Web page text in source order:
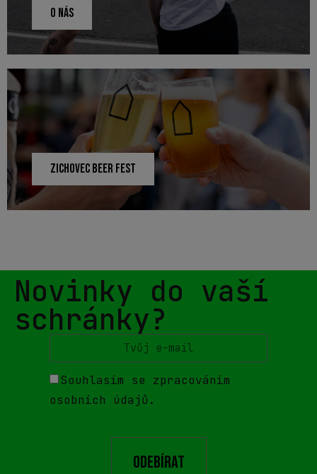
O NÁS
ZICHOVEC BEER FEST
Novinky do vaší
schránky?
Souhlasím se zpracováním
osobních údajů.
odebírat